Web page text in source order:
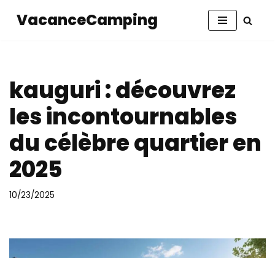
VacanceCamping
kauguri : découvrez
les incontournables
du célèbre quartier en
2025
10/23/2025